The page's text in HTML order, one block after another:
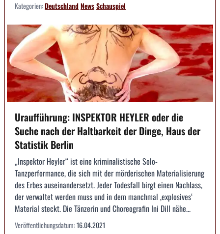
Kategorien:DeutschlandNewsSchauspiel
Uraufführung: INSPEKTOR HEYLER oder die
Suche nach der Haltbarkeit der Dinge, Haus der
Statistik Berlin
„Inspektor Heyler“ ist eine kriminalistische Solo-
Tanzperformance, die sich mit der mörderischen Materialisierung
des Erbes auseinandersetzt. Jeder Todesfall birgt einen Nachlass,
der verwaltet werden muss und in dem manchmal ‚explosives‘
Material steckt. Die Tänzerin und Choreografin Ini Dill nähe...
Veröffentlichungsdatum:16.04.2021